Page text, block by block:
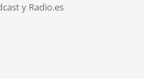
y Radio.es